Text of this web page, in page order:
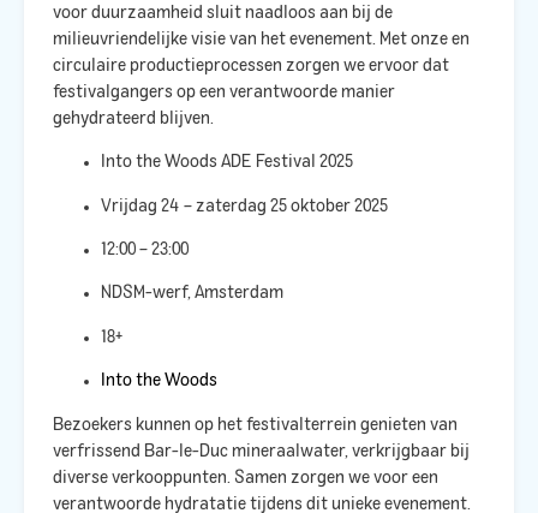
voor duurzaamheid sluit naadloos aan bij de
milieuvriendelijke visie van het evenement. Met onze en
circulaire productieprocessen zorgen we ervoor dat
festivalgangers op een verantwoorde manier
gehydrateerd blijven.​
Into the Woods ADE Festival 2025
Vrijdag 24 – zaterdag 25 oktober 2025
12:00 – 23:00
NDSM-werf, Amsterdam
18+
Into the Woods
Bezoekers kunnen op het festivalterrein genieten van
verfrissend Bar-le-Duc mineraalwater, verkrijgbaar bij
diverse verkooppunten. Samen zorgen we voor een
verantwoorde hydratatie tijdens dit unieke evenement.​